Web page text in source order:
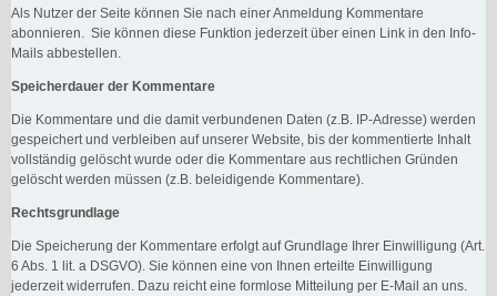
Als Nutzer der Seite können Sie nach einer Anmeldung Kommentare
abonnieren. Sie können diese Funktion jederzeit über einen Link in den Info-
Mails abbestellen.
Speicherdauer der Kommentare
Die Kommentare und die damit verbundenen Daten (z.B. IP-Adresse) werden
gespeichert und verbleiben auf unserer Website, bis der kommentierte Inhalt
vollständig gelöscht wurde oder die Kommentare aus rechtlichen Gründen
gelöscht werden müssen (z.B. beleidigende Kommentare).
Rechtsgrundlage
Die Speicherung der Kommentare erfolgt auf Grundlage Ihrer Einwilligung (Art.
6 Abs. 1 lit. a DSGVO). Sie können eine von Ihnen erteilte Einwilligung
jederzeit widerrufen. Dazu reicht eine formlose Mitteilung per E-Mail an uns.